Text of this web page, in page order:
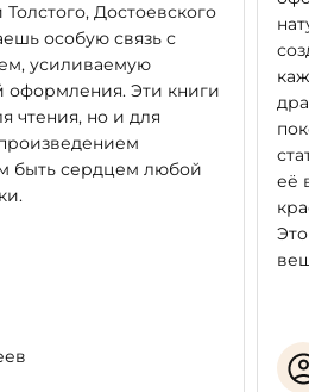
Достоевского
особую связь с
усиливаемую
оформления. Эти книги
чтения, но и для
быть сердцем любой
её